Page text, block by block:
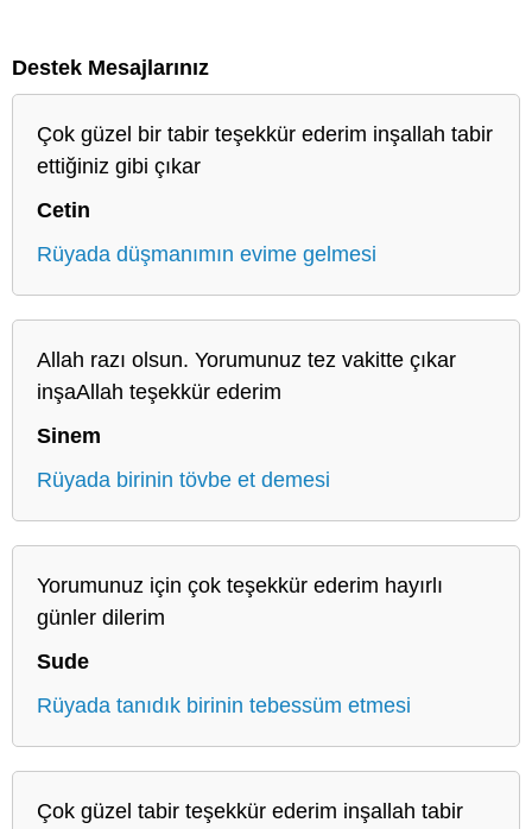
Destek Mesajlarınız
Çok güzel bir tabir teşekkür ederim inşallah tabir
ettiğiniz gibi çıkar
Cetin
Rüyada düşmanımın evime gelmesi
Allah razı olsun. Yorumunuz tez vakitte çıkar
inşaAllah teşekkür ederim
Sinem
Rüyada birinin tövbe et demesi
Yorumunuz için çok teşekkür ederim hayırlı
günler dilerim
Sude
Rüyada tanıdık birinin tebessüm etmesi
Çok güzel tabir teşekkür ederim inşallah tabir